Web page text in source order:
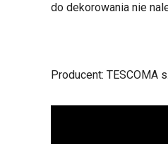
do dekorowania nie
Producent: TESCOMA